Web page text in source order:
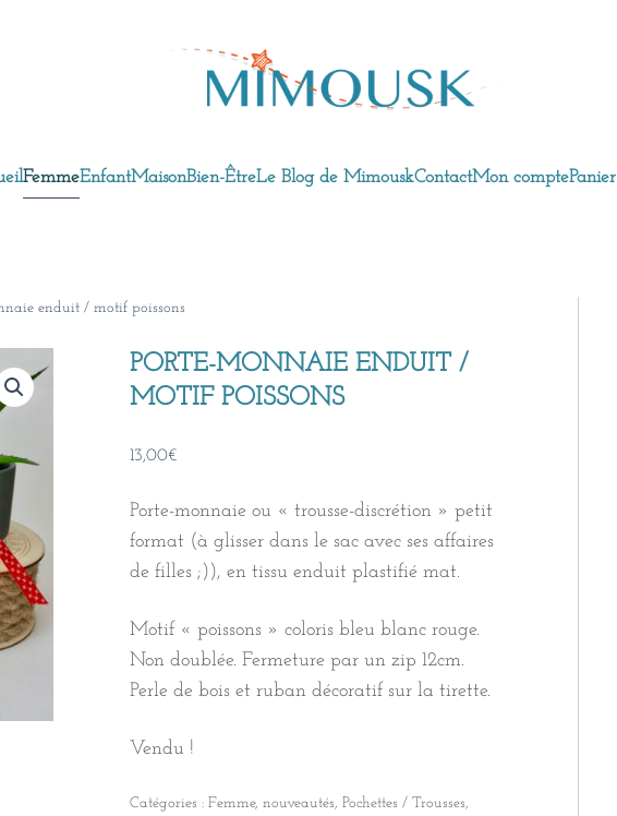
FemmeEnfantMaisonBien-ÊtreLe Blog de MimouskContactMon comptePanier
enduit / motif poissons
PORTE-MONNAIE ENDUIT /
MOTIF POISSONS
13,00€
Porte-monnaie ou « trousse-discrétion » petit
format (à glisser dans le sac avec ses affaires
de filles ;)), en tissu enduit plastifié mat.
Motif « poissons » coloris bleu blanc rouge.
Non doublée. Fermeture par un zip 12cm.
Perle de bois et ruban décoratif sur la tirette.
Vendu !
Catégories : Femme, nouveautés, Pochettes / Trousses,